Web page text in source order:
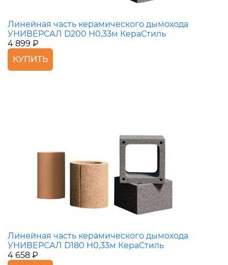
Линейная часть керамического дымохода
УНИВЕРСАЛ D200 H0,33м КераСтиль
4 899 ₽
КУПИТЬ
Линейная часть керамического дымохода
УНИВЕРСАЛ D180 H0,33м КераСтиль
4 658 ₽